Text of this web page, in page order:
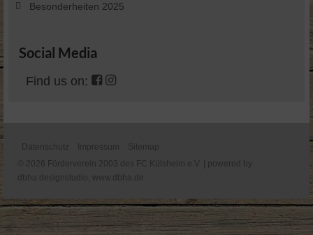
Besonderheiten 2025
Social Media
Find us on:
Datenschutz Impressum
Sitemap
© 2026 Förderverein 2003 des FC Külsheim e.V. | powered by
dbha:designstudio,
www.dbha.de